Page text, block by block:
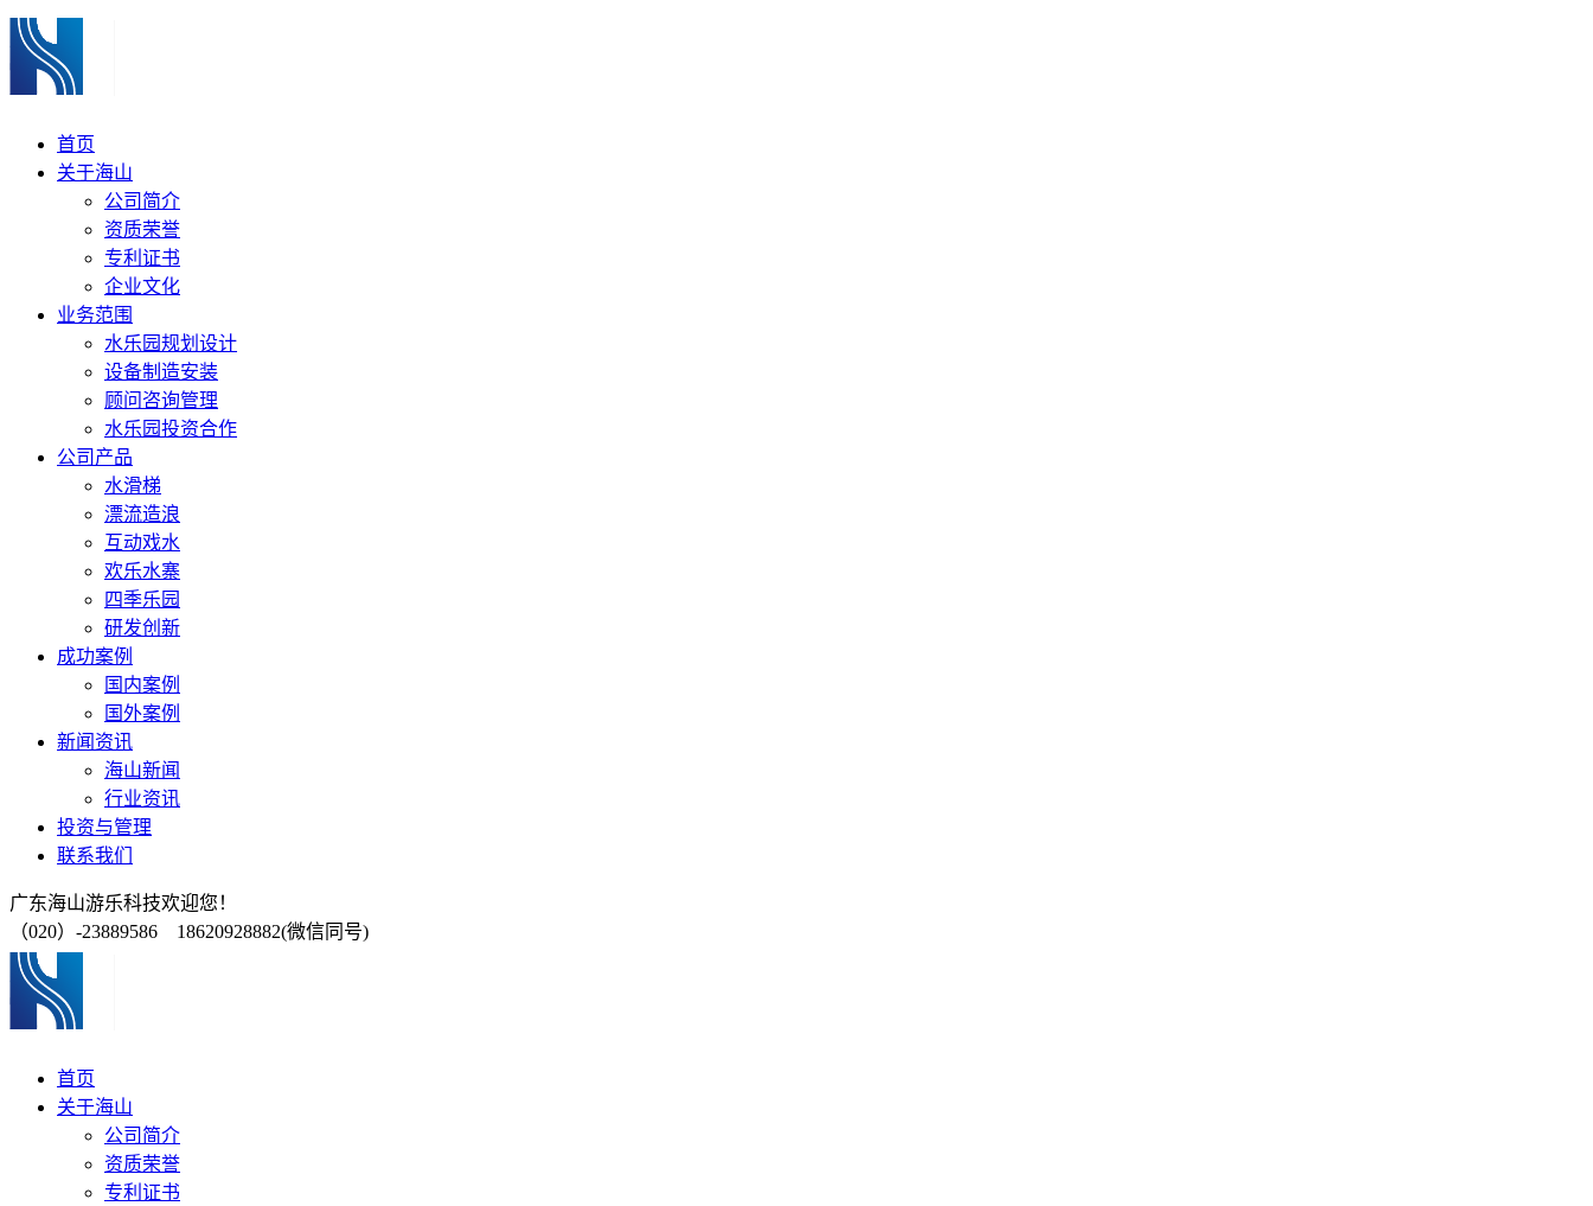
首页
关于海山
公司简介
资质荣誉
专利证书
企业文化
业务范围
水乐园规划设计
设备制造安装
顾问咨询管理
水乐园投资合作
公司产品
水滑梯
漂流造浪
互动戏水
欢乐水寨
四季乐园
研发创新
成功案例
国内案例
国外案例
新闻资讯
海山新闻
行业资讯
投资与管理
联系我们
广东海山游乐科技欢迎您！
（020）-23889586 18620928882(微信同号)
首页
关于海山
公司简介
资质荣誉
专利证书